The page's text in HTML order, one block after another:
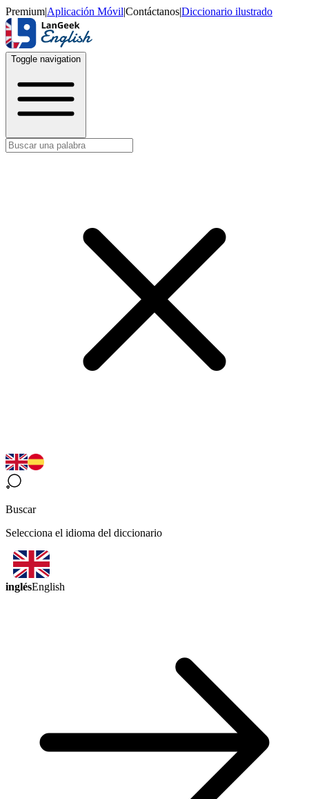
Premium|Aplicación Móvil|Contáctanos|Diccionario ilustrado
Toggle navigation
Buscar
Selecciona el idioma del diccionario
inglésEnglish